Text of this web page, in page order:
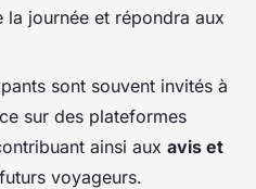
journée et répondra aux
sont souvent invités à
sur des plateformes
ainsi aux avis et
voyageurs.